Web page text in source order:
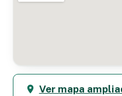
Ver mapa